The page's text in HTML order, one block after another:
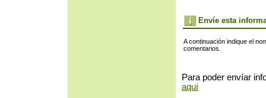
Envíe esta
A continuación indique el
comentarios.
Para poder envíar
aquí